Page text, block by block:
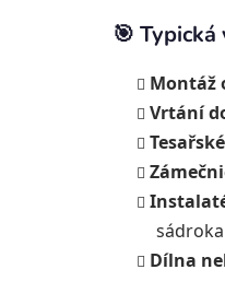
🎯
Montáž
Vrtání
Dílna